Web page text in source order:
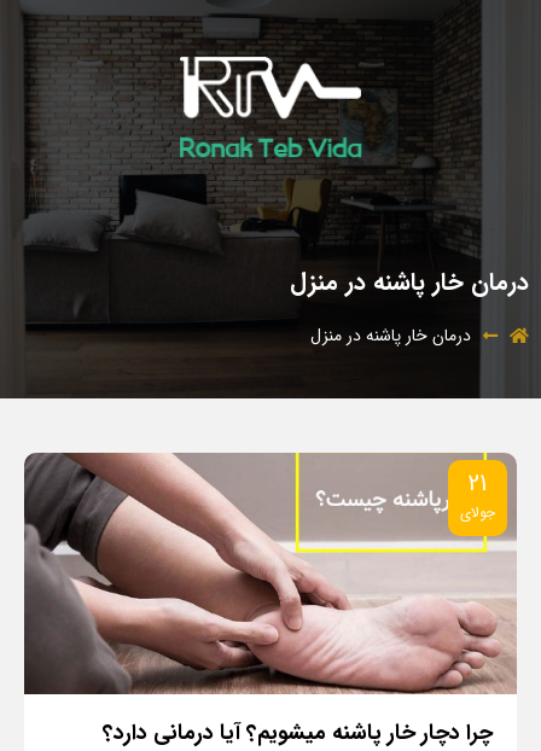
درمان خار پاشنه در منزل
درمان خار پاشنه در منزل
21
جولای
چرا دچار خار پاشنه میشویم؟ آیا درمانی دارد؟